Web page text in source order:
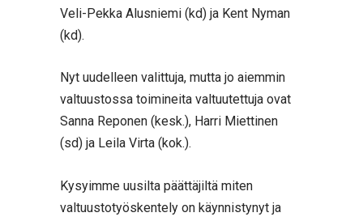
Veli-Pekka Alusniemi (kd) ja Kent Nyman
(kd).
Nyt uudelleen valittuja, mutta jo aiemmin
valtuustossa toimineita valtuutettuja ovat
Sanna Reponen (kesk.), Harri Miettinen
(sd) ja Leila Virta (kok.).
Kysyimme uusilta päättäjiltä miten
valtuustotyöskentely on käynnistynyt ja